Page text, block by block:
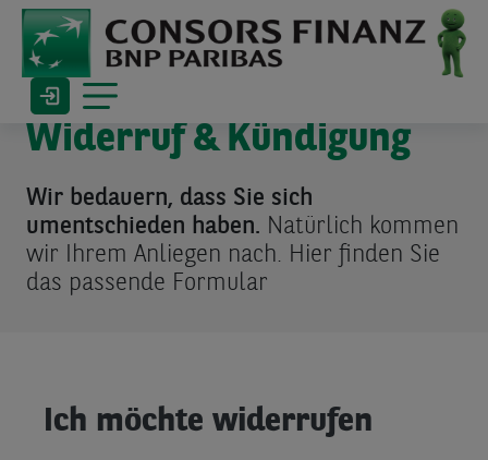
Widerruf & Kündigung
Wir bedauern, dass Sie sich
umentschieden haben. Natürlich kommen
wir Ihrem Anliegen nach. Hier finden Sie
das passende Formular
Ich möchte widerrufen